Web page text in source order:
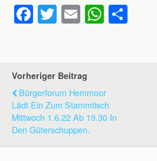
F
a
e
b
o
o
k
T
wi
er
E
m
W
h
s
A
p
p
n
Vorheriger Beitrag
Bürgerforum Hemmoor
Lädt Ein Zum Stammtisch
Mittwoch 1.6.22 Ab 19.30 In
Den Güterschuppen.